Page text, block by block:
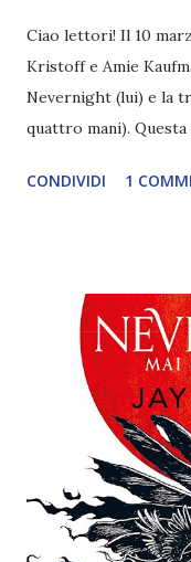
Ciao lettori! Il 10
Kristoff e Amie
Nevernight (lui) e la
quattro mani).
attinge alla cultura
becca la peggiore
dell'universo
squadra 312... Titolo:
Jay Kristoff Serie:
Mondadori Data di
16,91€ È l'anno 2380
Academy sta per
L'allievo migliore
CONDIVIDI 1